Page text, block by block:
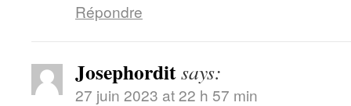
Répondre
Josephorditsays:
27 juin 2023 at 22 h 57 min